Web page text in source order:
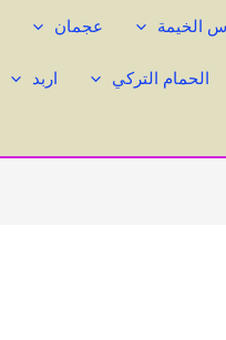
الخيمة عجمان
الحمام التركي اربد